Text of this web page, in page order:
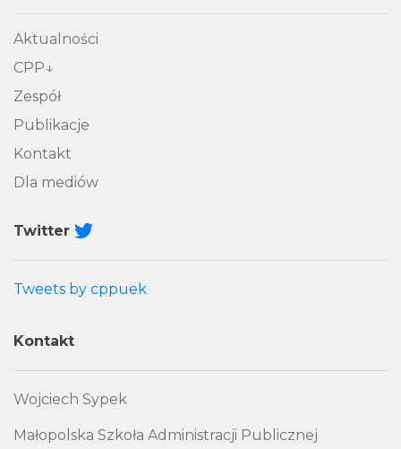
Aktualności
CPP
Zespół
Publikacje
Kontakt
Dla mediów
Twitter
Tweets by cppuek
Kontakt
Wojciech Sypek
Małopolska Szkoła Administracji Publicznej